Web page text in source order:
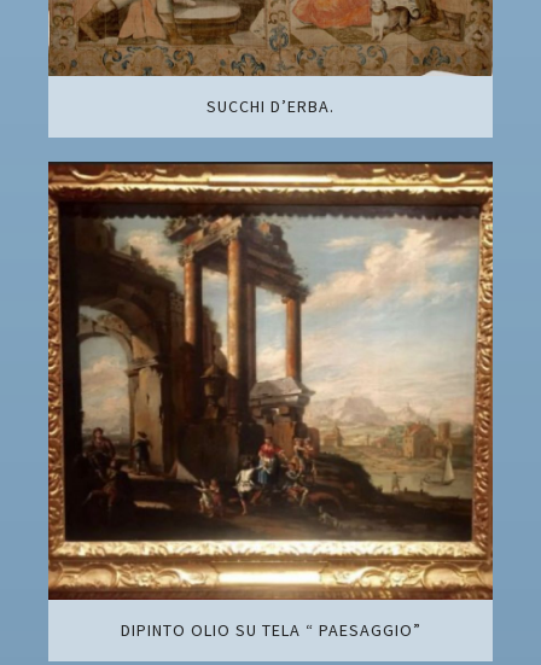
SUCCHI D’ERBA.
DIPINTO OLIO SU TELA “ PAESAGGIO”